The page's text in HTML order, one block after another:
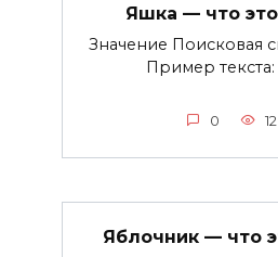
Яшка — что это
Значение Поисковая
Пример
0 12
Яблочник — что